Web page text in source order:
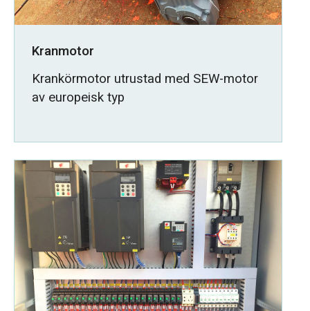
Kranmotor
Krankörmotor utrustad med SEW-motor
av europeisk typ